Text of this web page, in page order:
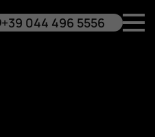
+39 044 496 5556